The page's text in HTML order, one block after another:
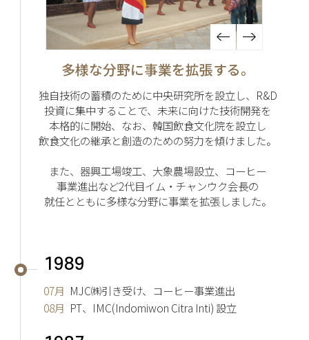
多様な分野に事業を拡張する。
独自技術の蓄積のために中央研究所を設立し、R&D
投資に集中することで、未来に向けた技術開発を
本格的に開始、なお、韓国飲食文化院を設立し
飲食文化の継承と創造のための努力を傾けました。
また、器興工場竣工、大象農場設立、コーヒー
事業進出など2代目イム・チャンウク会長の
就任とともに多様な分野に事業を拡張しました。
1989
07月 MJC㈱引き受け、コーヒー事業進出
08月 PT、IMC(Indomiwon Citra Inti) 設立